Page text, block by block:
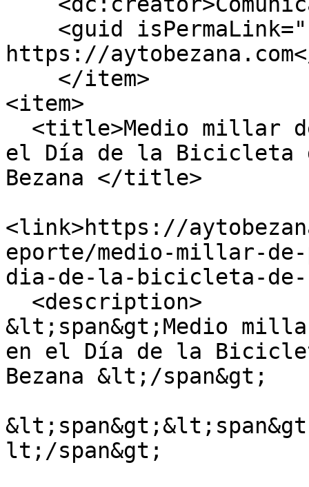
https://
<item>
el Día de la Bicicleta
Bezana </title>
<link>https://
eporte/medio-millar-
dia-de-la-bicicleta-de-
&lt;span&gt;Medio
en el Día de la
Bezana &lt;/span&gt;
lt;/span&gt;